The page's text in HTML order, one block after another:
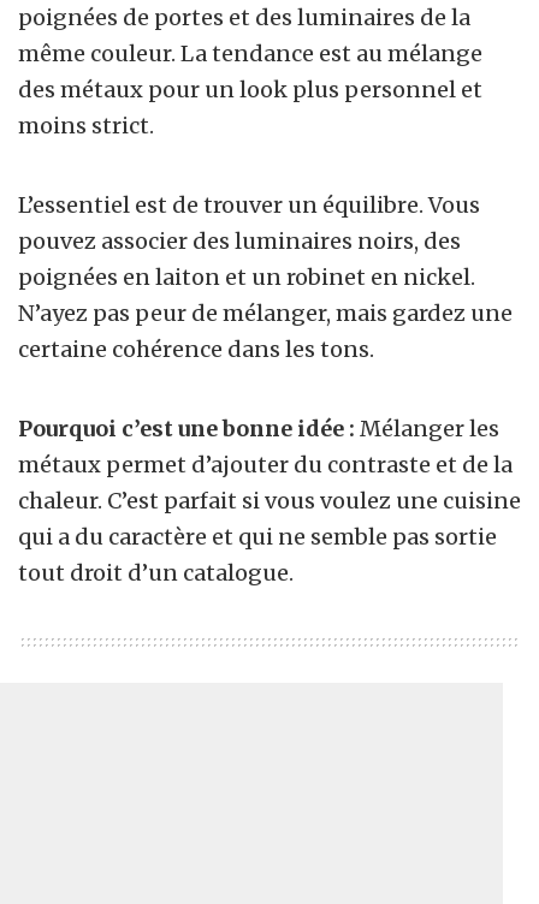
poignées de portes et des luminaires de la
même couleur. La tendance est au mélange
des métaux pour un look plus personnel et
moins strict.
L’essentiel est de trouver un équilibre. Vous
pouvez associer des luminaires noirs, des
poignées en laiton et un robinet en nickel.
N’ayez pas peur de mélanger, mais gardez une
certaine cohérence dans les tons.
Pourquoi c’est une bonne idée : Mélanger les
métaux permet d’ajouter du contraste et de la
chaleur. C’est parfait si vous voulez une cuisine
qui a du caractère et qui ne semble pas sortie
tout droit d’un catalogue.